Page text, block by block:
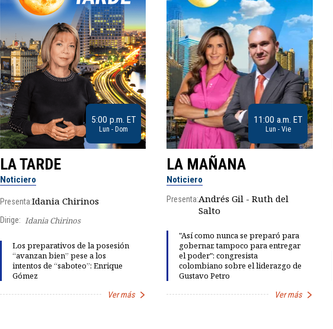
5:00 p.m. ET
Lun - Dom
LA TARDE
Noticiero
Presenta:Idania Chirinos
Dirige: Idania Chirinos
Los preparativos de la posesión
“avanzan bien” pese a los
intentos de “saboteo”: Enrique
Gómez
Ver más
11:00 a.m. ET
Lun - Vie
LA MAÑANA
Noticiero
Presenta:Andrés Gil - Ruth del
Salto
"Así como nunca se preparó para
gobernar, tampoco para entregar
el poder": congresista
colombiano sobre el liderazgo de
Gustavo Petro
Ver más